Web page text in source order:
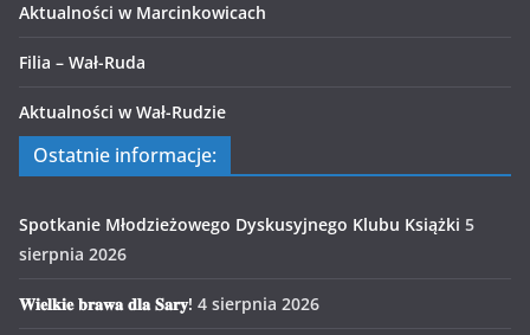
Aktualności w Marcinkowicach
Filia – Wał-Ruda
Aktualności w Wał-Rudzie
Ostatnie informacje:
Spotkanie Młodzieżowego Dyskusyjnego Klubu Książki 5
sierpnia 2026
𝐖𝐢𝐞𝐥𝐤𝐢𝐞 𝐛𝐫𝐚𝐰𝐚 𝐝𝐥𝐚 𝐒𝐚𝐫𝐲! 4 sierpnia 2026